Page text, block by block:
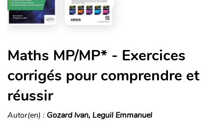
Maths MP/MP* - Exercices
corrigés pour comprendre et
réussir
Autor(en) : Gozard Ivan, Leguil Emmanuel